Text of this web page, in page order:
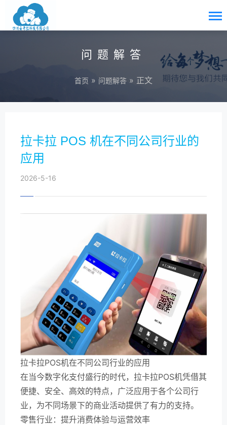
问题解答
首页 » 问题解答 » 正文
拉卡拉 POS 机在不同公司行业的
应用
2026-5-16
拉卡拉POS机在不同公司行业的应用
在当今数字化支付盛行的时代，拉卡拉POS机凭借其
便捷、安全、高效的特点，广泛应用于各个公司行
业，为不同场景下的商业活动提供了有力的支持。
零售行业：提升消费体验与运营效率